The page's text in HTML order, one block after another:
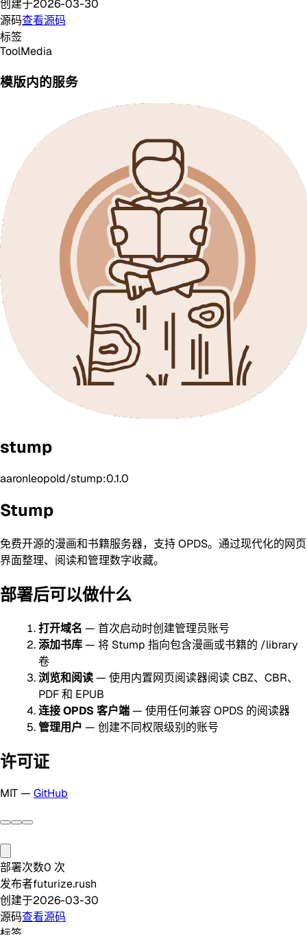
创建于2026-03-30
源码查看源码
标签
ToolMedia
模版内的服务
stump
aaronleopold/stump:0.1.0
Stump
免费开源的漫画和书籍服务器，支持 OPDS。通过现代化的网页
界面整理、阅读和管理数字收藏。
部署后可以做什么
打开域名 — 首次启动时创建管理员账号
添加书库— 将 Stump 指向包含漫画或书籍的 /library
卷
浏览和阅读— 使用内置网页阅读器阅读 CBZ、CBR、
PDF 和 EPUB
连接 OPDS 客户端— 使用任何兼容 OPDS 的阅读器
管理用户 — 创建不同权限级别的账号
许可证
MIT — GitHub
部署次数0 次
发布者futurize.rush
创建于2026-03-30
源码查看源码